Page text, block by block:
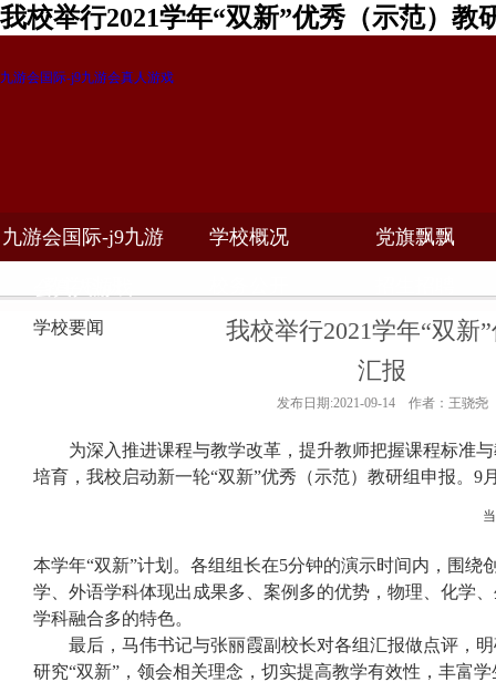
我校举行2021学年“双新”优秀（示范）教
九游会国际-j9九游会真人游戏
九游会国际-j9九游 学校概况 党旗飘飘
学校要闻
我校举行2021学年“双新
汇报
发布日期:2021-09-14 作者：王骁尧
为深入推进课程与教学改革，提升教师把握课程标准
培育，我校启动新一轮“双新”优秀（示范）教研组申报。 9
本学年“双新”计划。各组组长在5分钟的演示时间内，围绕
学、外语学科体现出成果多、案例多的优势，物理、化学
学科融合多的特色。
最后，马伟书记与张丽霞副校长对各组汇报做点评，
研究“双新”，领会相关理念，切实提高教学有效性，丰富